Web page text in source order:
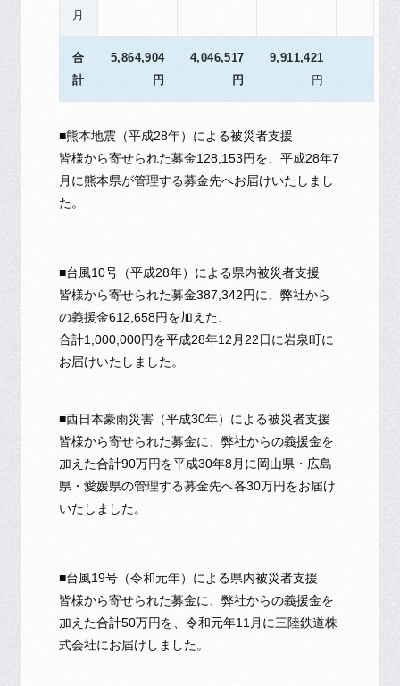
月
合
計
5,864,904
円
4,046,517
円
9,911,421
円
■熊本地震（平成28年）による被災者支援
皆様から寄せられた募金128,153円を、平成28年7
月に熊本県が管理する募金先へお届けいたしまし
た。
■台風10号（平成28年）による県内被災者支援
皆様から寄せられた募金387,342円に、弊社から
の義援金612,658円を加えた、
合計1,000,000円を平成28年12月22日に岩泉町に
お届けいたしました。
■西日本豪雨災害（平成30年）による被災者支援
皆様から寄せられた募金に、弊社からの義援金を
加えた合計90万円を平成30年8月に岡山県・広島
県・愛媛県の管理する募金先へ各30万円をお届け
いたしました。
■台風19号（令和元年）による県内被災者支援
皆様から寄せられた募金に、弊社からの義援金を
加えた合計50万円を、令和元年11月に三陸鉄道株
式会社にお届けしました。